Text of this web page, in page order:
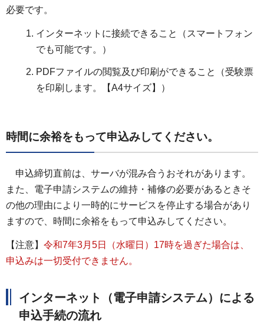
必要です。
インターネットに接続できること（スマートフォン
でも可能です。）
PDFファイルの閲覧及び印刷ができること（受験票
を印刷します。【A4サイズ】）
時間に余裕をもって申込みしてください。
申込締切直前は、サーバが混み合うおそれがあります。
また、電子申請システムの維持・補修の必要があるときそ
の他の理由により一時的にサービスを停止する場合があり
ますので、時間に余裕をもって申込みしてください。
【注意】 令和7年3月5日（水曜日）17時を過ぎた場合は、
申込みは一切受付できません。
インターネット（電子申請システム）による
申込手続の流れ